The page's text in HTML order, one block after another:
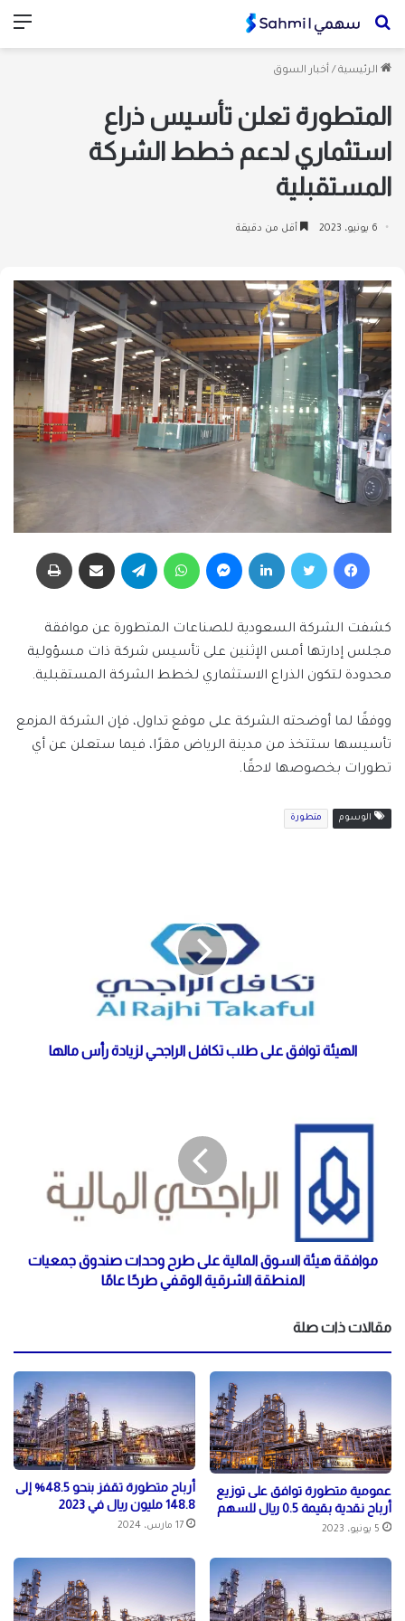
بحث
عن
الرئيسية / أخبار السوق
المتطورة تعلن تأسيس ذراع
استثماري لدعم خطط الشركة
المستقبلية
6 يونيو، 2023 أقل من دقيقة
فيسبوك تويتر لينكدإن ماسنجر واتساب تيلقرام مشاركة عبر البريد
كشفت الشركة السعودية للصناعات المتطورة عن موافقة
مجلس إدارتها أمس الإثنين على تأسيس شركة ذات مسؤولية
محدودة لتكون الذراع الاستثماري لخطط الشركة المستقبلية.
ووفقًا لما أوضحته الشركة على موقع تداول، فإن الشركة المزمع
تأسيسها ستتخذ من مدينة الرياض مقرًا، فيما ستعلن عن أي
تطورات بخصوصها لاحقًا.
الوسوم متطورة
الهيئة توافق على طلب تكافل الراجحي لزيادة رأس مالها
موافقة هيئة السوق المالية على طرح وحدات صندوق جمعيات
المنطقة الشرقية الوقفي طرحًا عامًا
مقالات ذات صلة
عمومية متطورة توافق على توزيع
أرباح نقدية بقيمة 0.5 ريال للسهم
5 يونيو، 2023
أرباح متطورة تقفز بنحو 48.5% إلى
148.8 مليون ريال في 2023
17 مارس، 2024